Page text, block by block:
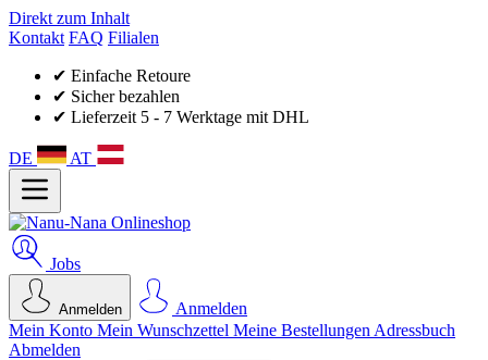
Direkt zum Inhalt
Kontakt FAQ Filialen
✔ Einfache Retoure
✔ Sicher bezahlen
✔ Lieferzeit 5 - 7 Werktage mit DHL
DE AT
Jobs
Anmelden
Anmelden
Mein Konto Mein Wunsch­zettel Meine Bestellungen Adressbuch
Abmelden